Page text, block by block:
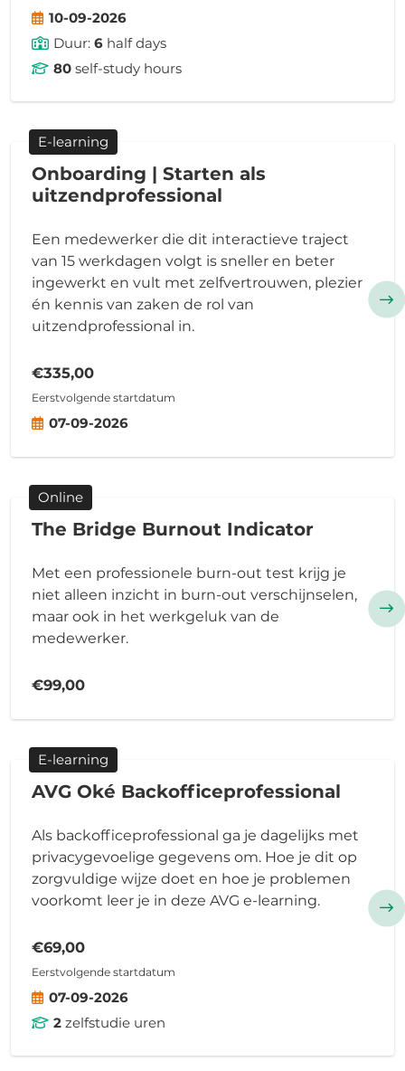
10-09-2026
Duur: 6half days
80self-study hours
E-learning
Onboarding | Starten als
uitzendprofessional
Een medewerker die dit interactieve traject
van 15 werkdagen volgt is sneller en beter
ingewerkt en vult met zelfvertrouwen, plezier
én kennis van zaken de rol van
uitzendprofessional in.
€335,00
Eerstvolgende startdatum
07-09-2026
Online
The Bridge Burnout Indicator
Met een professionele burn-out test krijg je
niet alleen inzicht in burn-out verschijnselen,
maar ook in het werkgeluk van de
medewerker.
€99,00
E-learning
AVG Oké Backofficeprofessional
Als backofficeprofessional ga je dagelijks met
privacygevoelige gegevens om. Hoe je dit op
zorgvuldige wijze doet en hoe je problemen
voorkomt leer je in deze AVG e-learning.
€69,00
Eerstvolgende startdatum
07-09-2026
2zelfstudie uren